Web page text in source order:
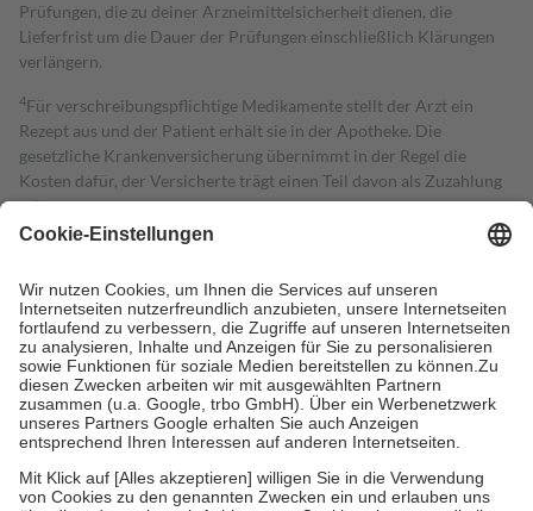
Prüfungen, die zu deiner Arzneimittelsicherheit dienen, die
Lieferfrist um die Dauer der Prüfungen einschließlich Klärungen
verlängern.
4Für verschreibungspflichtige Medikamente stellt der Arzt ein
Rezept aus und der Patient erhält sie in der Apotheke. Die
gesetzliche Krankenversicherung übernimmt in der Regel die
Kosten dafür, der Versicherte trägt einen Teil davon als Zuzahlung
mit.
Grundsätzlich leisten Mitglieder Zuzahlungen in Höhe von zehn
höchstens zehn Euro.
Es sind jedoch nie mehr als die tatsächlichen
Kosten der Leistung zu entrichten.
Diese Regeln gelten grundsätzlich auch für Online-Apotheken.
Bei Heilmitteln und häuslicher Krankenpflege beträgt die
Zuzahlung zehn Prozent der Kosten sowie zehn Euro je
Verordnung.
Um das Engagement der Versicherten für ihre eigene Gesundheit zu
stärken und die besondere Stellung der Familie zu unterstützen,
fallenkeine Zuzahlungenan bei:
• Kindern und Jugendlichen bis zum vollendeten 18. Lebensjahr